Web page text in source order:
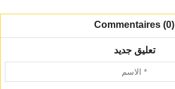
Commentaires (0)
تعليق جديد